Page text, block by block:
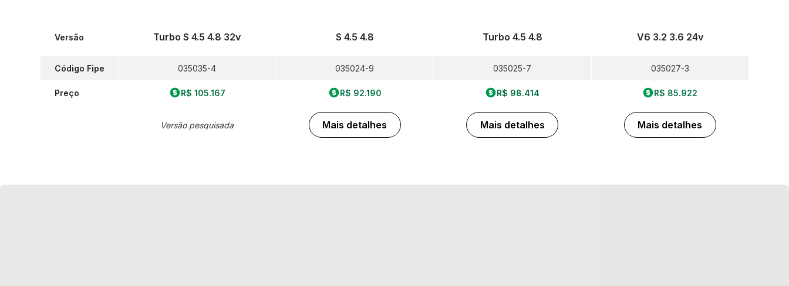
Versão
Código Fipe
Preço
Turbo S 4.5 4.8 32v
035035-4
R$ 105.167
Versão pesquisada
S 4.5 4.8
035024-9
R$ 92.190
Mais detalhes
Turbo 4.5 4.8
035025-7
R$ 98.414
Mais detalhes
V6 3.2 3.6 24v
035027-3
R$ 85.922
Mais detalhes